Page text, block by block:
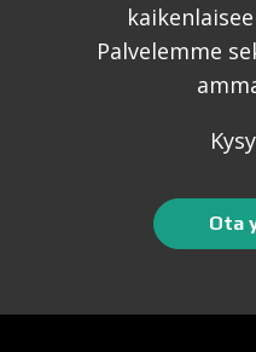
Palvelemme
Ota